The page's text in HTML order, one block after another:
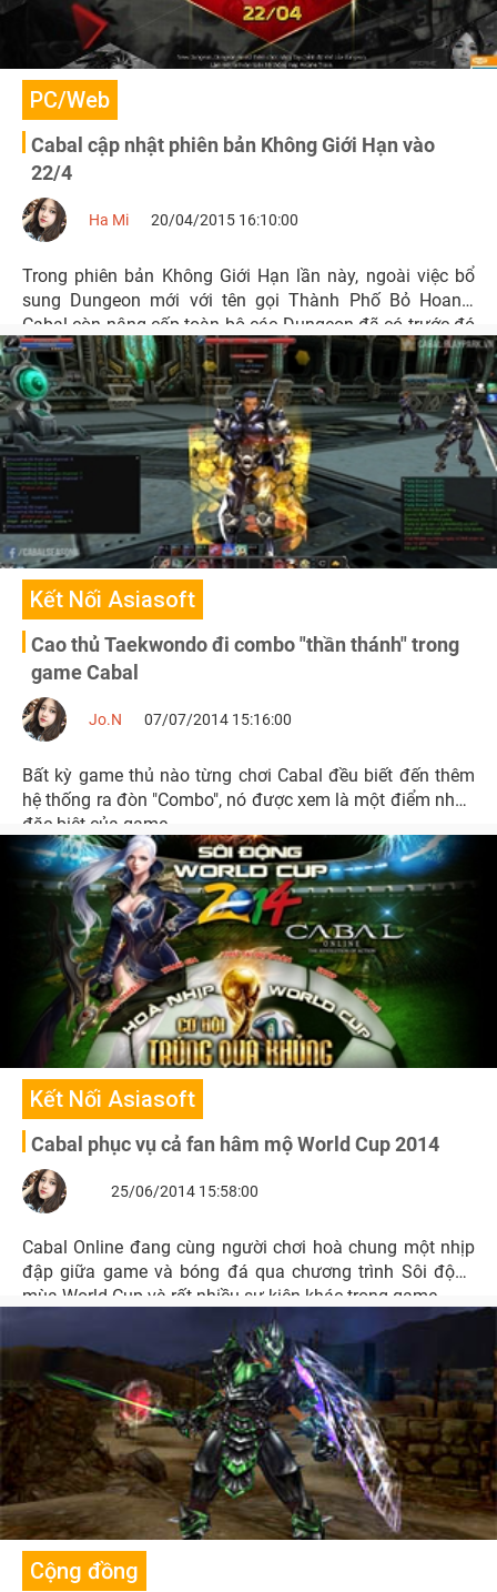
PC/Web
Cabal cập nhật phiên bản Không Giới Hạn vào
22/4
Ha Mi 20/04/2015 16:10:00
Trong phiên bản Không Giới Hạn lần này, ngoài việc bổ
sung Dungeon mới với tên gọi Thành Phố Bỏ Hoang,
Cabal còn nâng cấp toàn bộ các Dungeon đã có trước đó
lên một diện mạo hoàn toàn mới.
Kết Nối Asiasoft
Cao thủ Taekwondo đi combo "thần thánh" trong
game Cabal
Jo.N 07/07/2014 15:16:00
Bất kỳ game thủ nào từng chơi Cabal đều biết đến thêm
hệ thống ra đòn "Combo", nó được xem là một điểm nhấn
đặc biệt của game.
Kết Nối Asiasoft
Cabal phục vụ cả fan hâm mộ World Cup 2014
25/06/2014 15:58:00
Cabal Online đang cùng người chơi hoà chung một nhịp
đập giữa game và bóng đá qua chương trình Sôi động
mùa World Cup và rất nhiều sự kiện khác trong game.
Cộng đồng